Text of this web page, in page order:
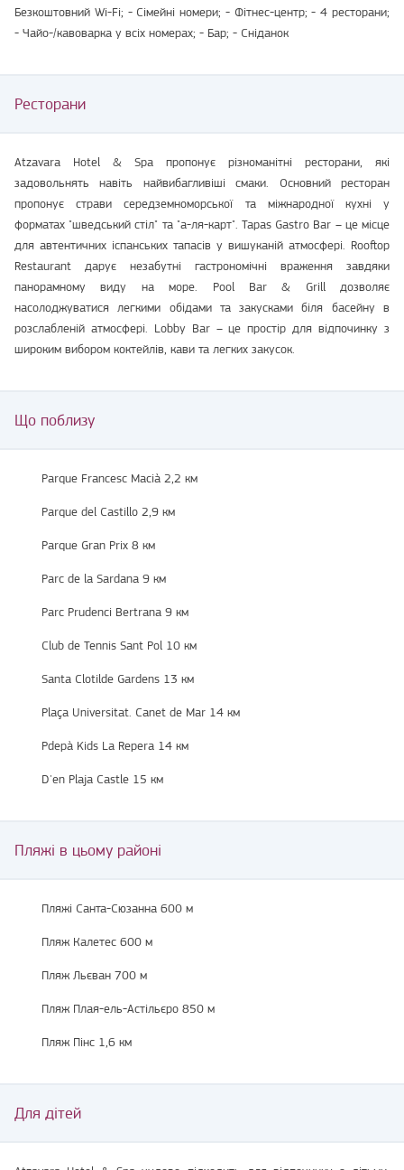
Безкоштовний Wi-Fi; - Сімейні номери; - Фітнес-центр; - 4 ресторани;
- Чайо-/кавоварка у всіх номерах; - Бар; - Сніданок
Ресторани
Atzavara Hotel & Spa пропонує різноманітні ресторани, які
задовольнять навіть найвибагливіші смаки. Основний ресторан
пропонує страви середземноморської та міжнародної кухні у
форматах "шведський стіл" та "а-ля-карт". Tapas Gastro Bar – це місце
для автентичних іспанських тапасів у вишуканій атмосфері. Rooftop
Restaurant дарує незабутні гастрономічні враження завдяки
панорамному виду на море. Pool Bar & Grill дозволяє
насолоджуватися легкими обідами та закусками біля басейну в
розслабленій атмосфері. Lobby Bar – це простір для відпочинку з
широким вибором коктейлів, кави та легких закусок.
Що поблизу
Parque Francesc Macià 2,2 км
Parque del Castillo 2,9 км
Parque Gran Prix 8 км
Parc de la Sardana 9 км
Parc Prudenci Bertrana 9 км
Club de Tennis Sant Pol 10 км
Santa Clotilde Gardens 13 км
Plaça Universitat. Canet de Mar 14 км
Pdepà Kids La Repera 14 км
D'en Plaja Castle 15 км
Пляжі в цьому районі
Пляжі Санта-Сюзанна 600 м
Пляж Калетес 600 м
Пляж Льєван 700 м
Пляж Плая-ель-Астільєро 850 м
Пляж Пінс 1,6 км
Для дітей